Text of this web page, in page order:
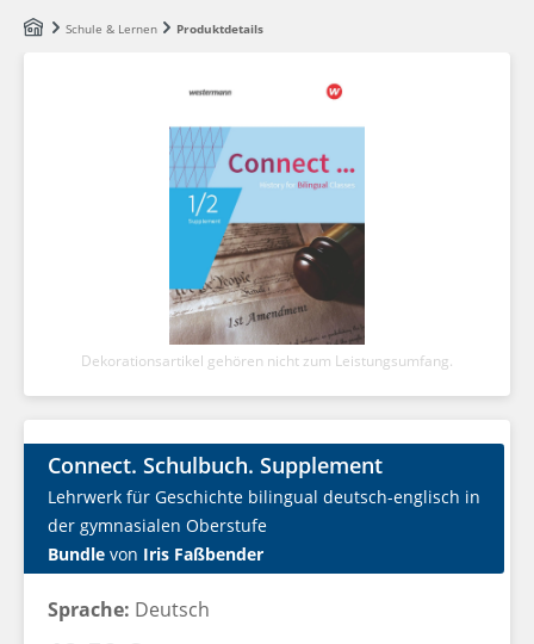
Zum Hauptinhalt springen
Schule & Lernen Produktdetails
Dekorationsartikel gehören nicht zum Leistungsumfang.
Connect. Schulbuch. Supplement
Lehrwerk für Geschichte bilingual deutsch-englisch in
der gymnasialen Oberstufe
Bundle von Iris Faßbender
Sprache: Deutsch